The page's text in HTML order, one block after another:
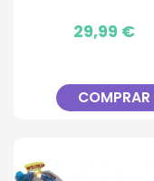
Preço
29,99 €
COMPRAR